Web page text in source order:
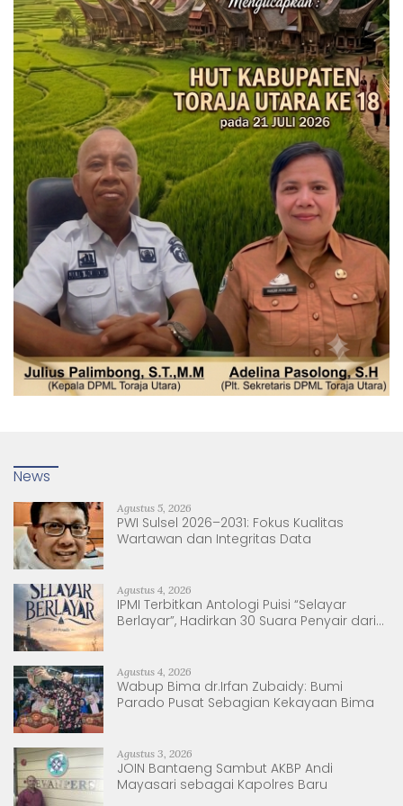
News
Agustus 5, 2026
PWI Sulsel 2026–2031: Fokus Kualitas
Wartawan dan Integritas Data
Agustus 4, 2026
IPMI Terbitkan Antologi Puisi “Selayar
Berlayar”, Hadirkan 30 Suara Penyair dari
Agustus 4, 2026
Wabup Bima dr.Irfan Zubaidy: Bumi
Parado Pusat Sebagian Kekayaan Bima
Agustus 3, 2026
JOIN Bantaeng Sambut AKBP Andi
Mayasari sebagai Kapolres Baru